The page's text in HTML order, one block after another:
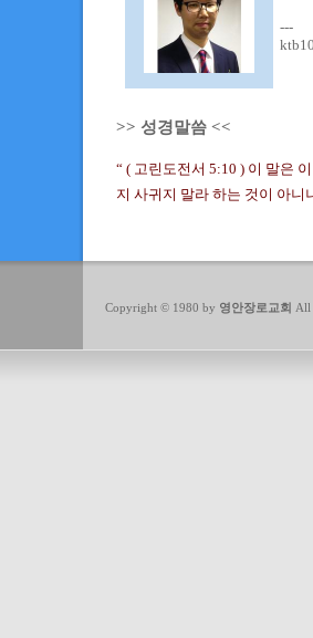
---
>> 성경말씀 <<
“ ( 고린도전서 5:10 ) 이 말은
지 사귀지 말라 하는 것이 아니
Copyright © 1980 by 영안장로교회 All